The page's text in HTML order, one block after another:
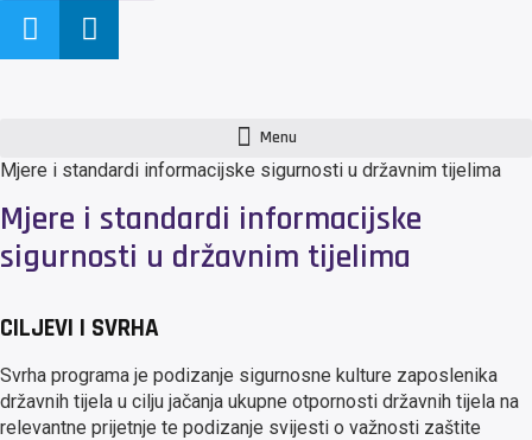
Menu
Mjere i standardi informacijske sigurnosti u državnim tijelima
Mjere i standardi informacijske
sigurnosti u državnim tijelima
CILJEVI I SVRHA
Svrha programa je podizanje sigurnosne kulture zaposlenika
državnih tijela u cilju jačanja ukupne otpornosti državnih tijela na
relevantne prijetnje te podizanje svijesti o važnosti zaštite